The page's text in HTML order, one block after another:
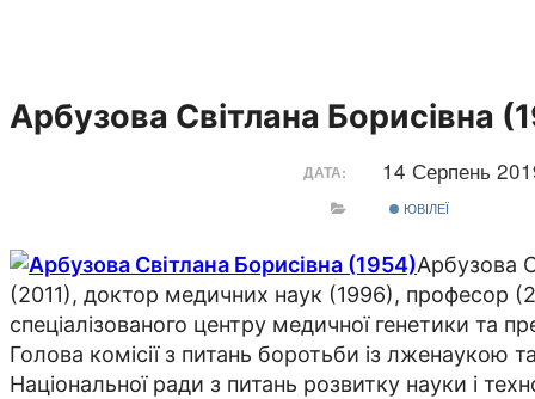
Арбузова Світлана Борисівна
ДАТА: 14 Серпень
ЮВІЛЕЇ
Арбузова
(2011), доктор медичних наук (1996), професор
спеціалізованого центру медичної генетики та
Голова комісії з питань боротьби із лженаукою
Національної ради з питань розвитку науки і